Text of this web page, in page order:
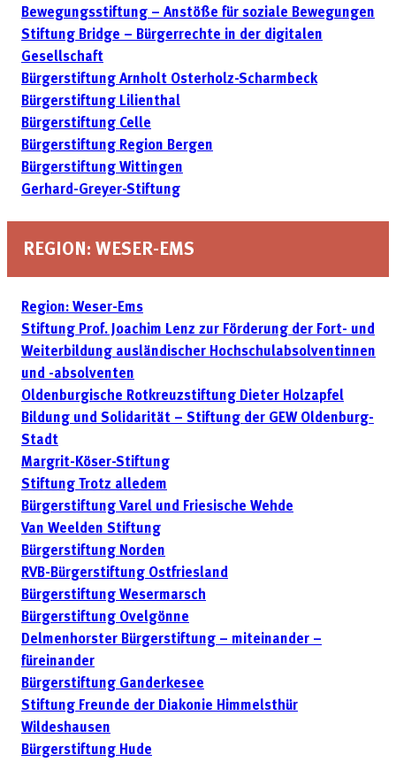
Bewegungsstiftung – Anstöße für soziale Bewegungen
Stiftung Bridge – Bürgerrechte in der digitalen
Gesellschaft
Bürgerstiftung Arnholt Osterholz-Scharmbeck
Bürgerstiftung Lilienthal
Bürgerstiftung Celle
Bürgerstiftung Region Bergen
Bürgerstiftung Wittingen
Gerhard-Greyer-Stiftung
REGION: WESER-EMS
Region: Weser-Ems
Stiftung Prof. Joachim Lenz zur Förderung der Fort- und
Weiter­bildung ausländischer Hochschulabsolventinnen
und -absolventen
Oldenburgische Rotkreuzstiftung Dieter Holzapfel
Bildung und Solidarität – Stiftung der GEW Oldenburg-
Stadt
Margrit-Köser-Stiftung
Stiftung Trotz alledem
Bürgerstiftung Varel und Friesische Wehde
Van Weelden Stiftung
Bürgerstiftung Norden
RVB-Bürgerstiftung Ostfriesland
Bürgerstiftung Wesermarsch
Bürgerstiftung Ovelgönne
Delmenhorster Bürgerstiftung – miteinander –
füreinander
Bürgerstiftung Ganderkesee
Stiftung Freunde der Diakonie Himmelsthür
Wildeshausen
Bürgerstiftung Hude